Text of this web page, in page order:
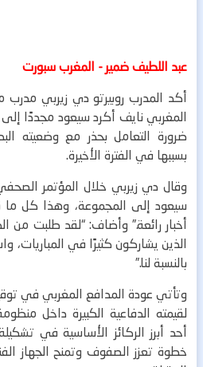
عبد اللطيف ضمير - المغرب سبورت
أكد المدرب روبيرتو دي زيربي مدرب
المغربي نايف أكرد سيعود مجددًا
ضرورة التعامل بحذر مع وضعيته
بسببها في الفترة الأخيرة.
وقال دي زيربي خلال المؤتمر
سيعود إلى المجموعة، وهذا كل ما
أخبار رائعة.” وأضاف: “لقد طلبت من
الذين يشاركون كثيرًا في المباريات،
بالنسبة لنا.”
وتأتي عودة المدافع المغربي في
لقيمته الدفاعية الكبيرة داخل
أحد أبرز الركائز الأساسية في
خطوة تعزز الصفوف وتمنح الجهاز